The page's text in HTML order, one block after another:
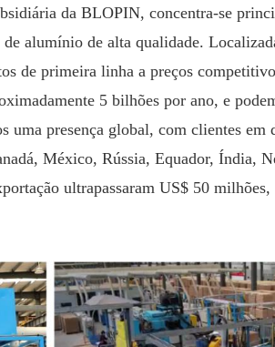
da BLOPIN, concentra-se
alumínio de alta qualidade.
de primeira linha a preços
5 bilhões por ano, e
uma presença global, com clientes em
México, Rússia, Equador, Índia,
ultrapassaram US$ 50